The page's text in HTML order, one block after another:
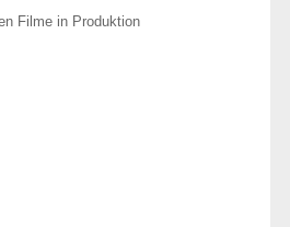
Filme in Produktion